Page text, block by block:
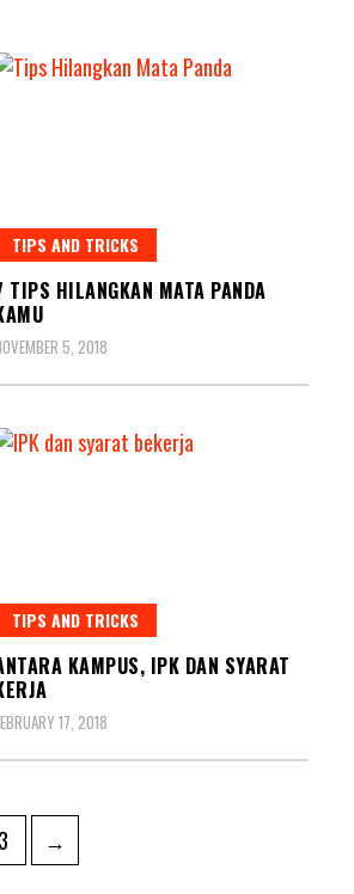
TIPS AND TRICKS
TIPS HILANGKAN MATA PANDA
5, 2018
TIPS AND TRICKS
KAMPUS, IPK DAN SYARAT
17, 2018
Page
3 →